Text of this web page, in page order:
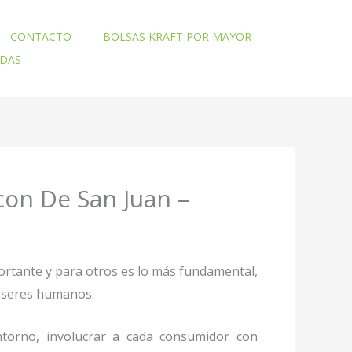
CONTACTO
BOLSAS KRAFT POR MAYOR
De San Juan –
y para otros es lo más fundamental,
humanos.
involucrar a cada consumidor con